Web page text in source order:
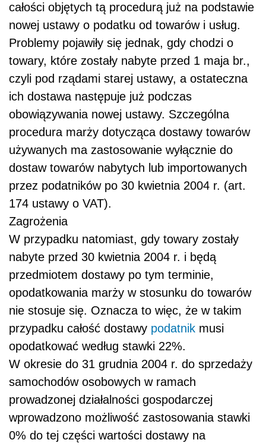
całości objętych tą procedurą już na podstawie
nowej ustawy o podatku od towarów i usług.
Problemy pojawiły się jednak, gdy chodzi o
towary, które zostały nabyte przed 1 maja br.,
czyli pod rządami starej ustawy, a ostateczna
ich dostawa następuje już podczas
obowiązywania nowej ustawy. Szczególna
procedura marży dotycząca dostawy towarów
używanych ma zastosowanie wyłącznie do
dostaw towarów nabytych lub importowanych
przez podatników po 30 kwietnia 2004 r. (art.
174 ustawy o VAT).
Zagrożenia
W przypadku natomiast, gdy towary zostały
nabyte przed 30 kwietnia 2004 r. i będą
przedmiotem dostawy po tym terminie,
opodatkowania marży w stosunku do towarów
nie stosuje się. Oznacza to więc, że w takim
przypadku całość dostawy podatnik musi
opodatkować według stawki 22%.
W okresie do 31 grudnia 2004 r. do sprzedaży
samochodów osobowych w ramach
prowadzonej działalności gospodarczej
wprowadzono możliwość zastosowania stawki
0% do tej części wartości dostawy na